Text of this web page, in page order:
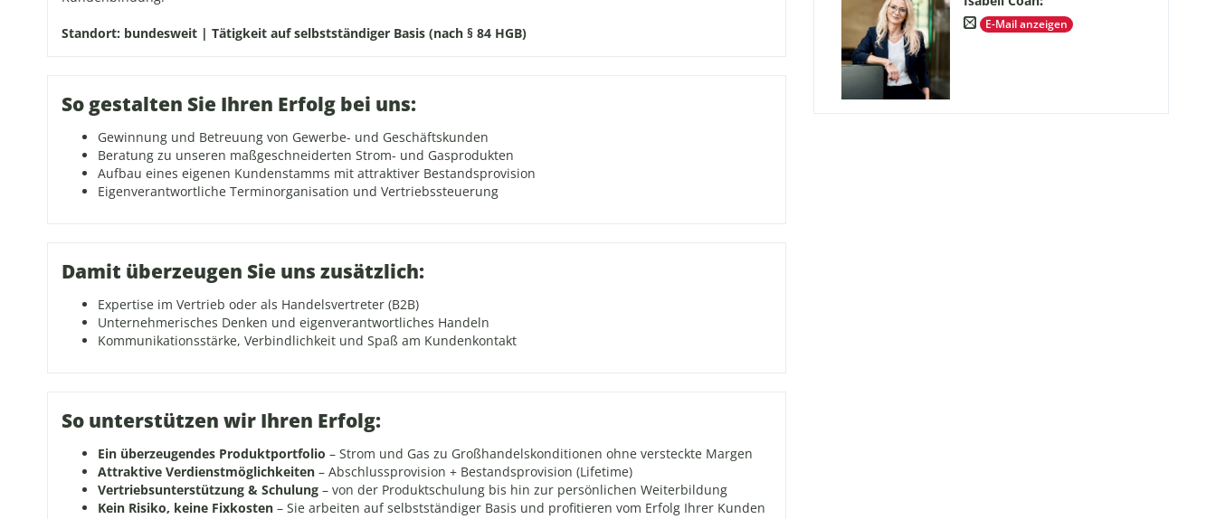
Standort: bundesweit | Tätigkeit auf selbstständiger Basis (nach § 84 HGB)
So gestalten Sie Ihren Erfolg bei uns:
Gewinnung und Betreuung von Gewerbe- und Geschäftskunden
Beratung zu unseren maßgeschneiderten Strom- und Gasprodukten
Aufbau eines eigenen Kundenstamms mit attraktiver Bestandsprovision
Eigenverantwortliche Terminorganisation und Vertriebssteuerung
Damit überzeugen Sie uns zusätzlich:
Expertise im Vertrieb oder als Handelsvertreter (B2B)
Unternehmerisches Denken und eigenverantwortliches Handeln
Kommunikationsstärke, Verbindlichkeit und Spaß am Kundenkontakt
So unterstützen wir Ihren Erfolg:
Ein überzeugendes Produktportfolio – Strom und Gas zu Großhandelskonditionen ohne versteckte Margen
Attraktive Verdienstmöglichkeiten – Abschlussprovision + Bestandsprovision (Lifetime)
Vertriebsunterstützung & Schulung – von der Produktschulung bis hin zur persönlichen Weiterbildung
Kein Risiko, keine Fixkosten – Sie arbeiten auf selbstständiger Basis und profitieren vom Erfolg Ihrer Kunden
E-Mail anzeigen